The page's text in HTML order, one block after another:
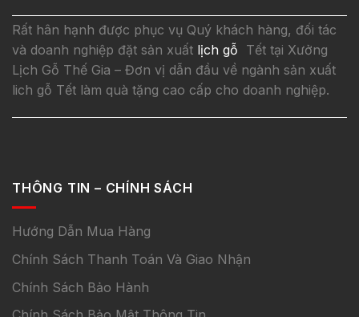
Rất hân hạnh được phục vụ Quý khách hàng, đối tác
và doanh nghiệp đặt sản xuất lịch gỗ Tết tại Xưởng
Lịch Gỗ Thế Gia – Đơn vị dẫn đầu về ngành sản xuất
lich gỗ Tết làm quà tặng cao cấp cho doanh nghiệp.
THÔNG TIN – CHÍNH SÁCH
Hướng Dẫn Mua Hàng
Chính Sách Thanh Toán Và Giao Nhận
Chính Sách Bảo Hành